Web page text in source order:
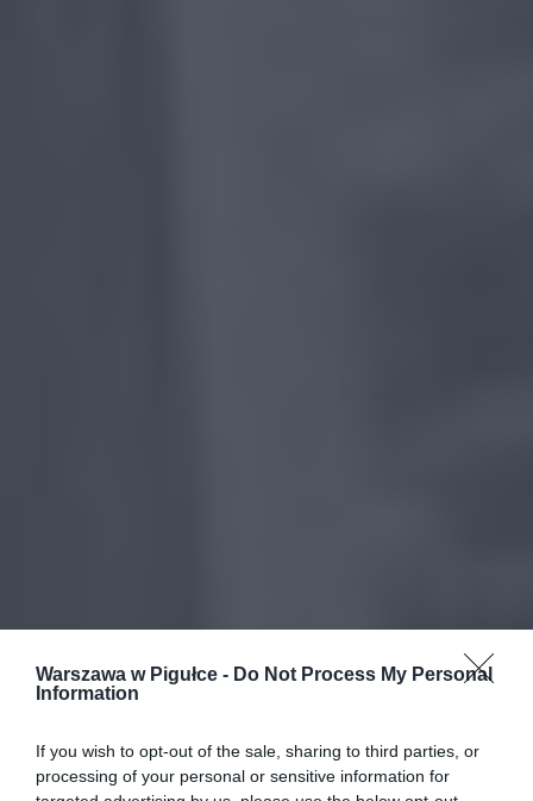
Warszawa w Pigułce - Do Not Process My Personal
Information
If you wish to opt-out of the sale, sharing to third parties, or
processing of your personal or sensitive information for